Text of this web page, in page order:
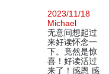
2023/11/18
Michael
无意间想起过
来好读怀念一
下。竟然是惊
喜！好读活过
来了！感恩 感